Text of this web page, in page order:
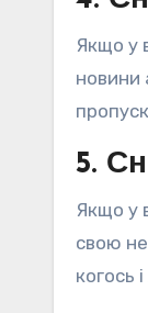
Якщо у
новини
5.
Якщо у
свою
когось